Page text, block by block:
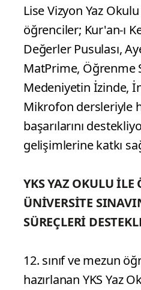
Lise Vizyon Yaz
öğrenciler; Kur'an-ı
Değerler Pusulası,
MatPrime, Öğrenme
Medeniyetin İzinde,
Mikrofon dersleriyle
başarılarını
gelişimlerine katkı
YKS YAZ OKULU İLE
ÜNİVERSİTE
SÜREÇLERİ
12. sınıf ve mezun
hazırlanan YKS Yaz